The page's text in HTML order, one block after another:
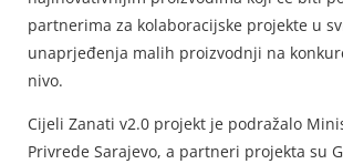
partnerima za kolaboracijske projekte u
unaprjeđenja malih proizvodnji na
nivo.
Cijeli Zanati v2.0 projekt je podražalo
Privrede Sarajevo, a partneri projekta su